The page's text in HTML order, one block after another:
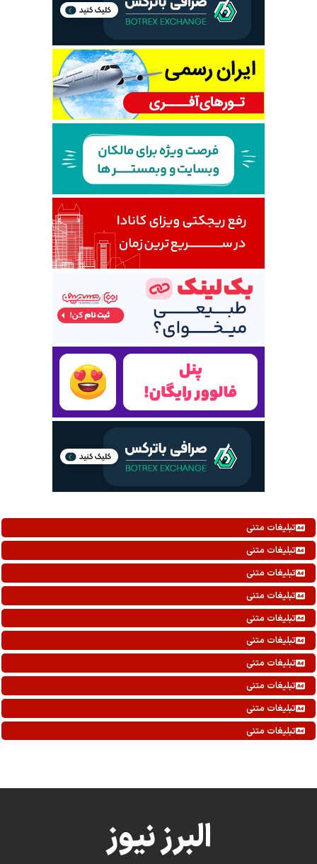
تبلیغات متنی
تبلیغات متنی
تبلیغات متنی
تبلیغات متنی
تبلیغات متنی
تبلیغات متنی
تبلیغات متنی
تبلیغات متنی
تبلیغات متنی
تبلیغات متنی
البرز نیوز